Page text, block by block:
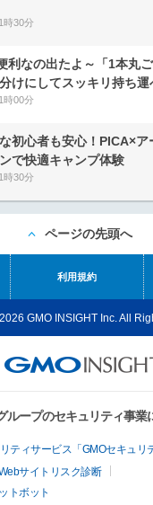
時30分
利なの出たよ～「1本丸
けにしてスッキリ持ち運
時00分
初心者も安心！PICA×ア
で快適キャンプ体験
時30分
ページの先頭へ
利用規約
GMO INSIGHT Inc. All
ループのセキュリティ事業
ティサービス「GMOセキュリ
サイトリスク診断
トボット